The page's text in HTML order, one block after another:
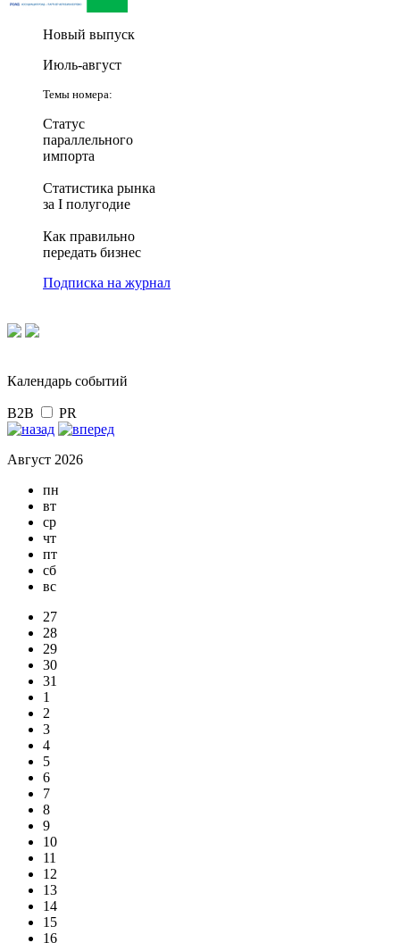
Новый выпуск
Июль-август
Темы номера:
Статус
параллельного
импорта
Статистика рынка
за I полугодие
Как правильно
передать бизнес
Подписка на журнал
Календарь событий
B2B PR
Август 2026
пн
вт
ср
чт
пт
сб
вс
27
28
29
30
31
1
2
3
4
5
6
7
8
9
10
11
12
13
14
15
16